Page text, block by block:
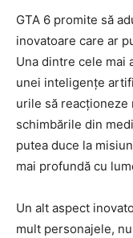
GTA 6 promite să
inovatoare care ar
Una dintre cele mai
unei inteligențe
urile să
schimbările din
putea duce la
mai profundă cu
Un alt aspect
mult personajele,